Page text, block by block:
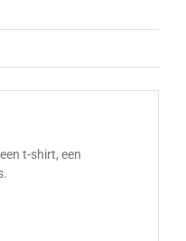
t-shirt, een